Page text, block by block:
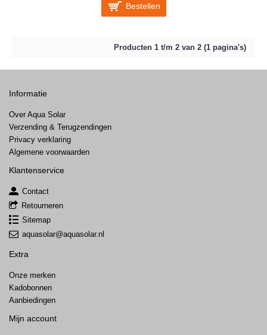
Bestellen
Producten 1 t/m 2 van 2 (1 pagina's)
Informatie
Over Aqua Solar
Verzending & Terugzendingen
Privacy verklaring
Algemene voorwaarden
Klantenservice
Contact
Retourneren
Sitemap
aquasolar@aquasolar.nl
Extra
Onze merken
Kadobonnen
Aanbiedingen
Mijn account